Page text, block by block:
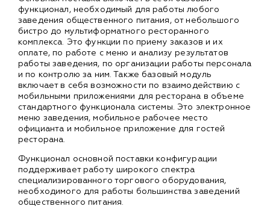
функционал, необходимый для работы любого
заведения общественного питания, от небольшого
бистро до мультиформатного ресторанного
комплекса. Это функции по приему заказов и их
оплате, по работе с меню и анализу результатов
работы заведения, по организации работы персонала
и по контролю за ним. Также базовый модуль
включает в себя возможности по взаимодействию с
мобильными приложениями для ресторана в объеме
стандартного функционала системы. Это электронное
меню заведения, мобильное рабочее место
официанта и мобильное приложение для гостей
ресторана.
Функционал основной поставки конфигурации
поддерживает работу широкого спектра
специализированного торгового оборудования,
необходимого для работы большинства заведений
общественного питания.